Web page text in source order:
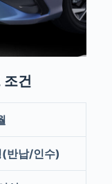
건
(반납/인수)